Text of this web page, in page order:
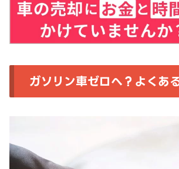
ガソリン車ゼロへ？よくあ